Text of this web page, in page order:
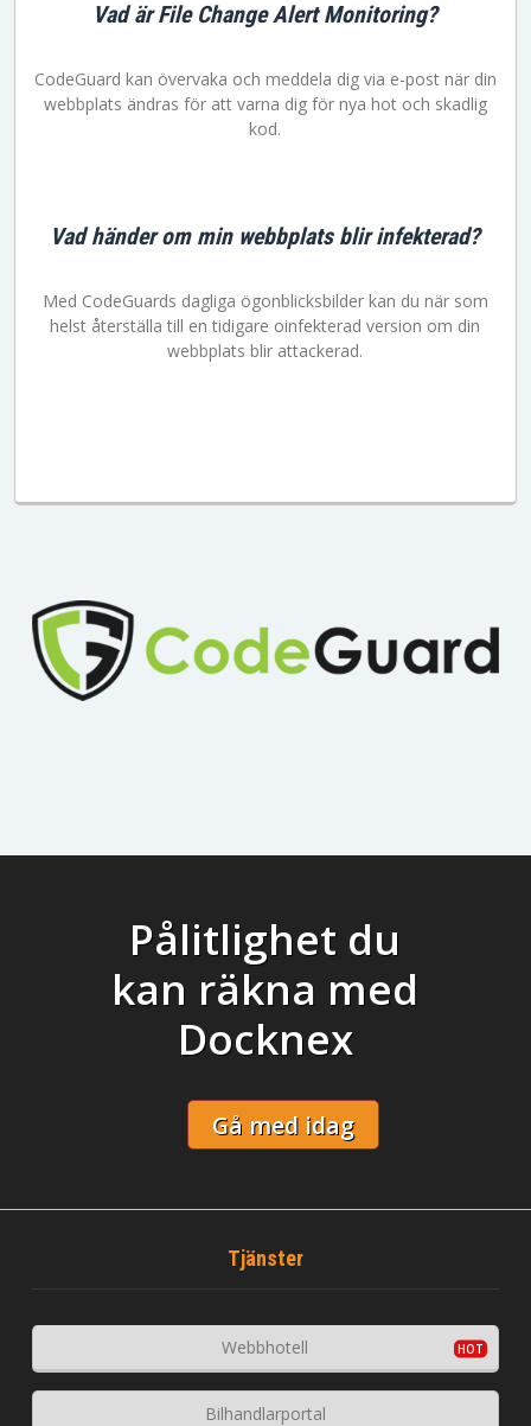
Vad är File Change Alert Monitoring?
CodeGuard kan övervaka och meddela dig via e-post när din
webbplats ändras för att varna dig för nya hot och skadlig
kod.
Vad händer om min webbplats blir infekterad?
Med CodeGuards dagliga ögonblicksbilder kan du när som
helst återställa till en tidigare oinfekterad version om din
webbplats blir attackerad.
Pålitlighet du
kan räkna med
Docknex
Gå med idag
Tjänster
Webbhotell
Bilhandlarportal